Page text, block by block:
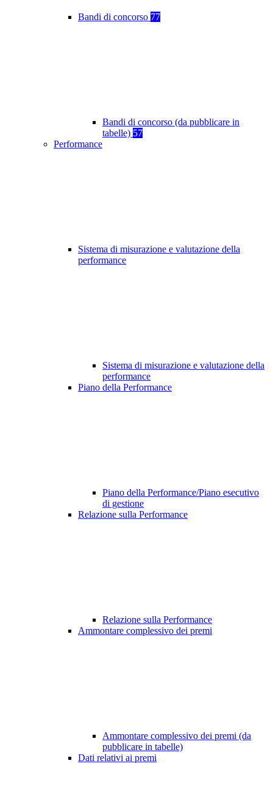
Bandi di concorso 77
Bandi di concorso (da pubblicare in
tabelle) 57
Performance
Sistema di misurazione e valutazione della
performance
Sistema di misurazione e valutazione della
performance
Piano della Performance
Piano della Performance/Piano esecutivo
di gestione
Relazione sulla Performance
Relazione sulla Performance
Ammontare complessivo dei premi
Ammontare complessivo dei premi (da
pubblicare in tabelle)
Dati relativi ai premi